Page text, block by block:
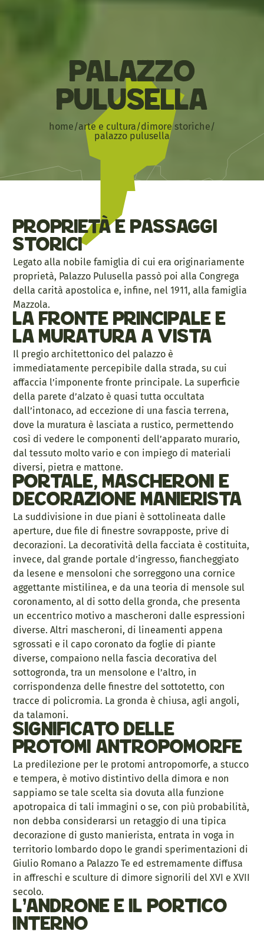
Palazzo
Pulusella
home/arte e cultura/dimore storiche/
palazzo pulusella
Proprietà e passaggi
storici
Legato alla nobile famiglia di cui era originariamente
proprietà, Palazzo Pulusella passò poi alla Congrega
della carità apostolica e, infine, nel 1911, alla famiglia
Mazzola.
La fronte principale e
la muratura a vista
Il pregio architettonico del palazzo è
immediatamente percepibile dalla strada, su cui
affaccia l’imponente fronte principale. La superficie
della parete d’alzato è quasi tutta occultata
dall’intonaco, ad eccezione di una fascia terrena,
dove la muratura è lasciata a rustico, permettendo
così di vedere le componenti dell’apparato murario,
dal tessuto molto vario e con impiego di materiali
diversi, pietra e mattone.
Portale, mascheroni e
decorazione manierista
La suddivisione in due piani è sottolineata dalle
aperture, due file di finestre sovrapposte, prive di
decorazioni. La decoratività della facciata è costituita,
invece, dal grande portale d’ingresso, fiancheggiato
da lesene e mensoloni che sorreggono una cornice
aggettante mistilinea, e da una teoria di mensole sul
coronamento, al di sotto della gronda, che presenta
un eccentrico motivo a mascheroni dalle espressioni
diverse. Altri mascheroni, di lineamenti appena
sgrossati e il capo coronato da foglie di piante
diverse, compaiono nella fascia decorativa del
sottogronda, tra un mensolone e l’altro, in
corrispondenza delle finestre del sottotetto, con
tracce di policromia. La gronda è chiusa, agli angoli,
da talamoni.
Significato delle
protomi antropomorfe
La predilezione per le protomi antropomorfe, a stucco
e tempera, è motivo distintivo della dimora e non
sappiamo se tale scelta sia dovuta alla funzione
apotropaica di tali immagini o se, con più probabilità,
non debba considerarsi un retaggio di una tipica
decorazione di gusto manierista, entrata in voga in
territorio lombardo dopo le grandi sperimentazioni di
Giulio Romano a Palazzo Te ed estremamente diffusa
in affreschi e sculture di dimore signorili del XVI e XVII
secolo.
L’androne e il portico
interno